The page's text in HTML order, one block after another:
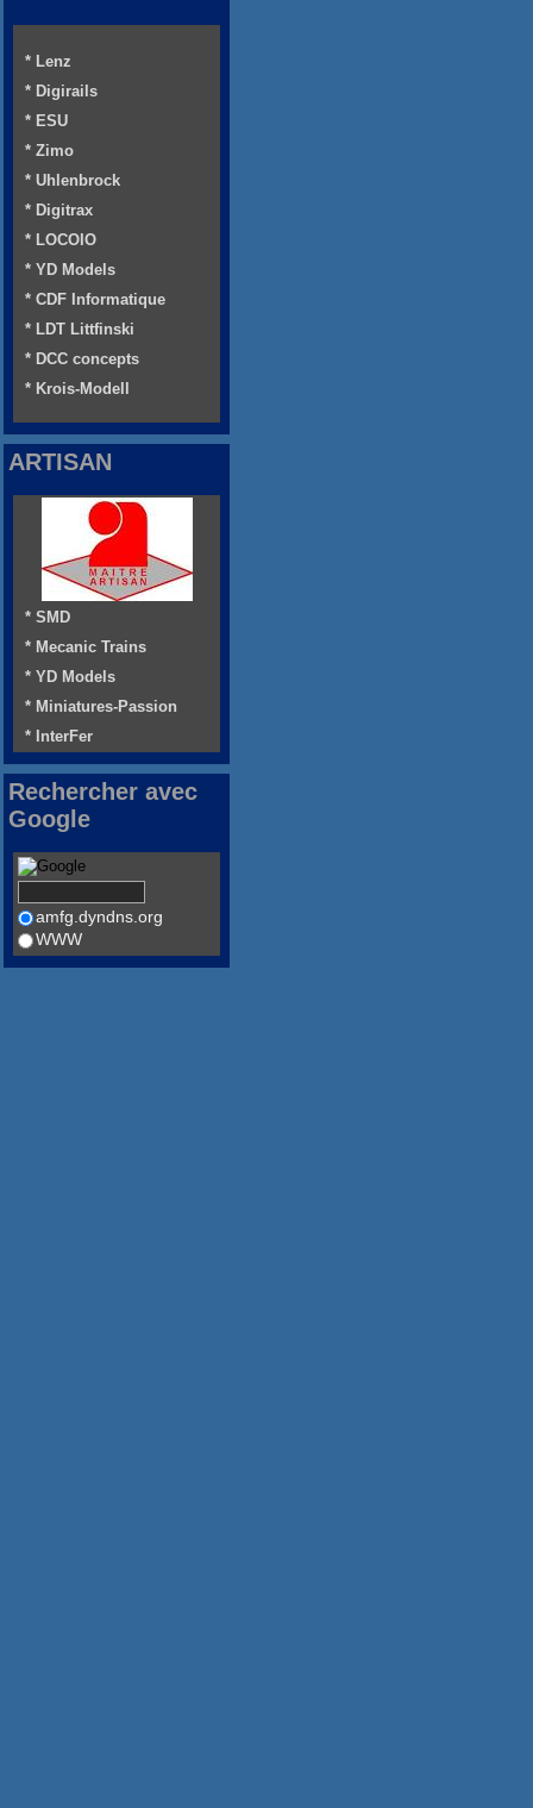
* Lenz
* Digirails
* ESU
* Zimo
* Uhlenbrock
* Digitrax
* LOCOIO
* YD Models
* CDF Informatique
* LDT Littfinski
* DCC concepts
* Krois-Modell
ARTISAN
* SMD
* Mecanic Trains
* YD Models
* Miniatures-Passion
* InterFer
Rechercher avec
Google
amfg.dyndns.org
WWW